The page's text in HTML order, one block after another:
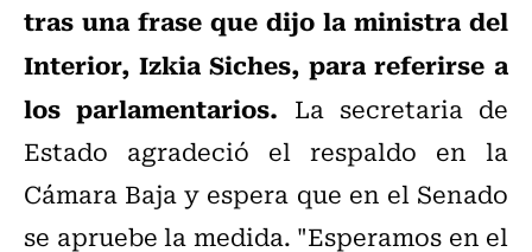
tras una frase que dijo la ministra del
Interior, Izkia Siches, para referirse a
los parlamentarios. La secretaria de
Estado agradeció el respaldo en la
Cámara Baja y espera que en el Senado
se apruebe la medida. "Esperamos en el